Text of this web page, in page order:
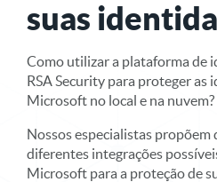
suas
Como utilizar a plataforma de
RSA Security para proteger as
Microsoft no local e na nuvem?
Nossos especialistas propõem
diferentes integrações
Microsoft para a proteção de